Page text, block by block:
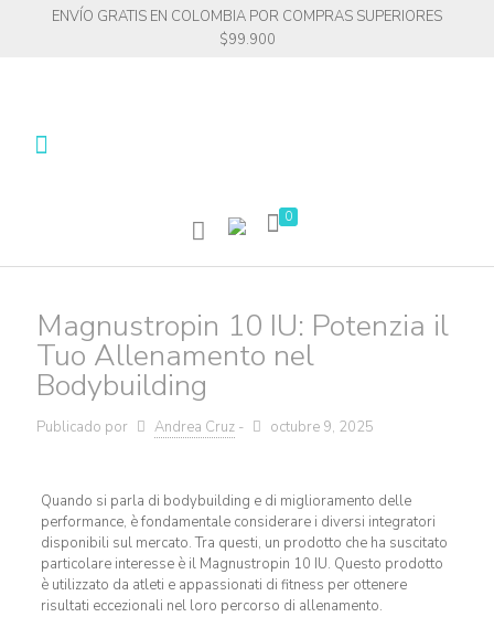
ENVÍO GRATIS EN COLOMBIA POR COMPRAS SUPERIORES
$99.900
0
Magnustropin 10 IU: Potenzia il
Tuo Allenamento nel
Bodybuilding
Publicado por Andrea Cruz - octubre 9, 2025
Quando si parla di bodybuilding e di miglioramento delle
performance, è fondamentale considerare i diversi integratori
disponibili sul mercato. Tra questi, un prodotto che ha suscitato
particolare interesse è il Magnustropin 10 IU. Questo prodotto
è utilizzato da atleti e appassionati di fitness per ottenere
risultati eccezionali nel loro percorso di allenamento.